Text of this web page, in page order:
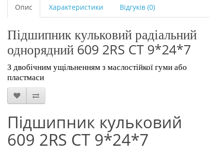
Опис Характеристики Відгуків (0)
Підшипник кульковий радіальний
однорядний 609 2RS CT 9*24*7
З двобічним ущільненням з маслостійкої гуми або
пластмаси
Підшипник кульковий
609 2RS CT 9*24*7